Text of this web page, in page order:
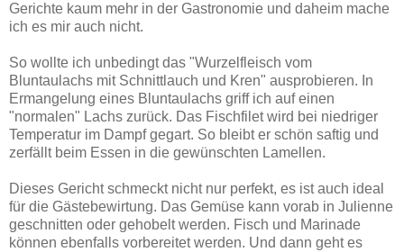
Gerichte kaum mehr in der Gastronomie und daheim mache
ich es mir auch nicht.
So wollte ich unbedingt das "Wurzelfleisch vom
Bluntaulachs mit Schnittlauch und Kren" ausprobieren. In
Ermangelung eines Bluntaulachs griff ich auf einen
"normalen" Lachs zurück. Das Fischfilet wird bei niedriger
Temperatur im Dampf gegart. So bleibt er schön saftig und
zerfällt beim Essen in die gewünschten Lamellen.
Dieses Gericht schmeckt nicht nur perfekt, es ist auch ideal
für die Gästebewirtung. Das Gemüse kann vorab in Julienne
geschnitten oder gehobelt werden. Fisch und Marinade
können ebenfalls vorbereitet werden. Und dann geht es